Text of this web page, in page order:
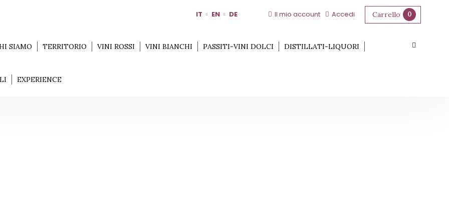
Il mio account Accedi Carrello 0
IT EN DE
SIAMO TERRITORIO VINI ROSSI VINI BIANCHI PASSITI-VINI DOLCI DISTILLATI-LIQUORI
EXPERIENCE